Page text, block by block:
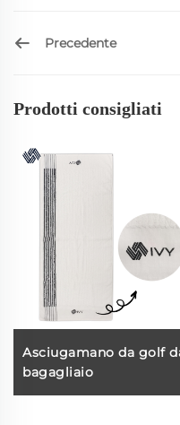
Precedente
Prodotti consigliati
Asciugamano da golf
bagagliaio